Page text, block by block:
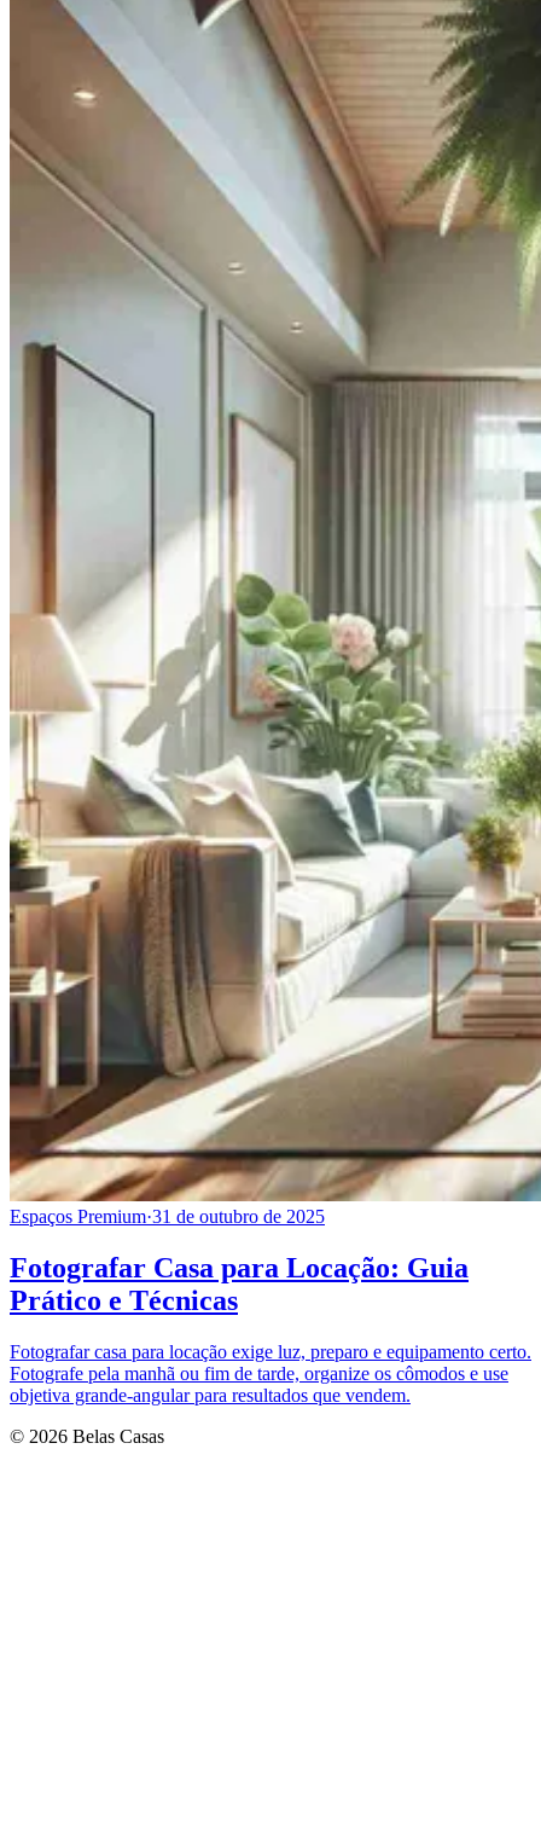
Espaços Premium·31 de outubro de 2025
Fotografar Casa para Locação: Guia
Prático e Técnicas
Fotografar casa para locação exige luz, preparo e equipamento certo.
Fotografe pela manhã ou fim de tarde, organize os cômodos e use
objetiva grande‑angular para resultados que vendem.
© 2026 Belas Casas